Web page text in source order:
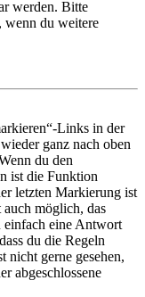
werden. Bitte
wenn du weitere
Links in der
ganz nach oben
du den
ist die Funktion
letzten Markierung ist
möglich, das
einfach eine Antwort
du die Regeln
nicht gerne gesehen,
abgeschlossene